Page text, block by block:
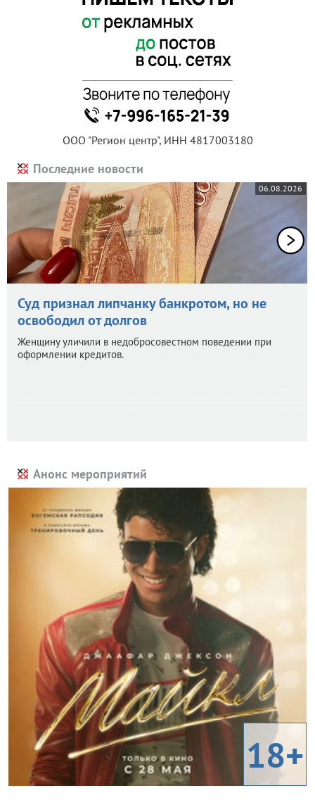
ООО "Регион центр", ИНН 4817003180
Последние новости
06.08.2026
Суд признал липчанку банкротом, но не
освободил от долгов
Женщину уличили в недобросовестном поведении при
оформлении кредитов.
Анонс мероприятий
18+